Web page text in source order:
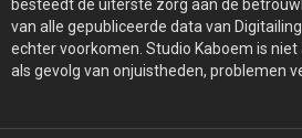
besteedt de uiterste zorg aan de
van alle gepubliceerde data van
echter voorkomen. Studio Kaboem is
als gevolg van onjuistheden, problemen